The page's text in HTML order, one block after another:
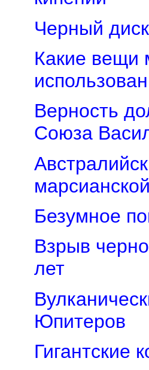
Черный
Какие вещи
Верность
Союза
Безумное
Взрыв
лет
Юпитеров
Гигантские